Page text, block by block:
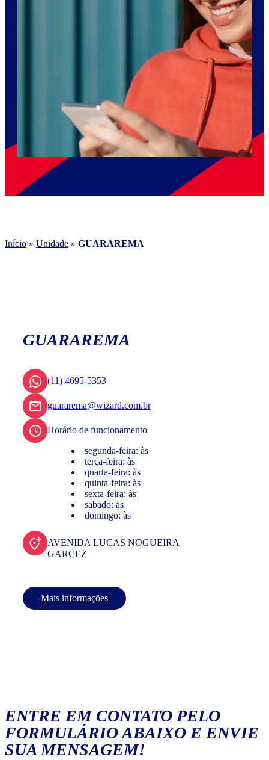
Início » Unidade » GUARAREMA
GUARAREMA
(11) 4695-5353
guararema@wizard.com.br
Horário de funcionamento
segunda-feira: às
terça-feira: às
quarta-feira: às
quinta-feira: às
sexta-feira: às
sabado: às
domingo: às
AVENIDA LUCAS NOGUEIRA
GARCEZ
Mais informações
ENTRE EM CONTATO PELO
FORMULÁRIO ABAIXO E ENVIE
SUA MENSAGEM!